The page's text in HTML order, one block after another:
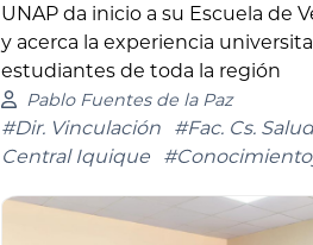
UNAP da inicio a su Escuela de
y acerca la experiencia
estudiantes de toda la región
Pablo Fuentes de la Paz
#Dir. Vinculación #Fac. Cs. Salud
Central Iquique